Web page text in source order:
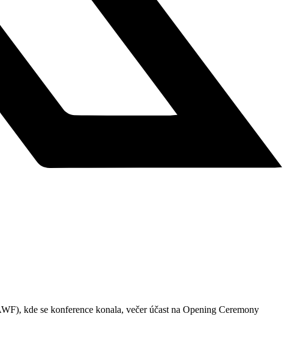
kde se konference konala, večer účast na Opening Ceremony